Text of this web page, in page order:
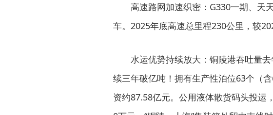
高速路网加速织密：G330一期、天
车。2025年底高速总里程230公里，较
水运优势持续放大：铜陵港吞吐量
续三年破亿吨！拥有生产性泊位63个（
资约87.58亿元。公用液体散货码头投运